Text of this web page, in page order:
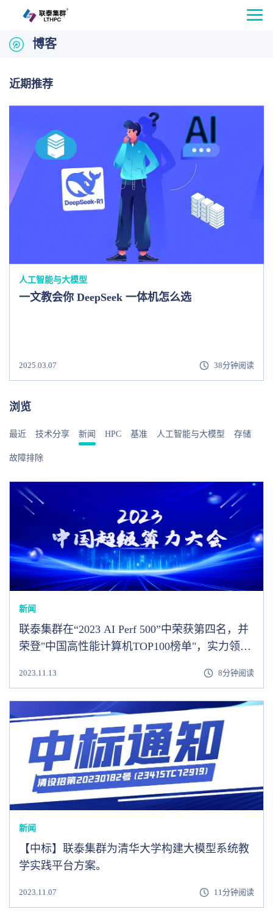
博客
近期推荐
人工智能与大模型
一文教会你 DeepSeek 一体机怎么选
2025.03.07 38分钟阅读
浏览
最近 技术分享 新闻 HPC 基准 人工智能与大模型 存储
故障排除
新闻
联泰集群在“2023 AI Perf 500”中荣获第四名，并
荣登"中国高性能计算机TOP100榜单"，实力领跑
2023.11.13 8分钟阅读
新闻
【中标】联泰集群为清华大学构建大模型系统教
学实践平台方案。
2023.11.07 11分钟阅读